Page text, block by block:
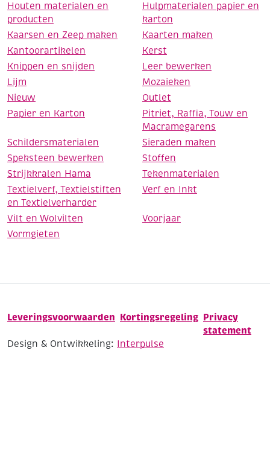
Houten materialen en
producten
Hulpmaterialen papier en
karton
Kaarsen en Zeep maken
Kaarten maken
Kantoorartikelen
Kerst
Knippen en snijden
Leer bewerken
Lijm
Mozaieken
Nieuw
Outlet
Papier en Karton
Pitriet, Raffia, Touw en
Macramegarens
Schildersmaterialen
Sieraden maken
Speksteen bewerken
Stoffen
Strijkkralen Hama
Tekenmaterialen
Textielverf, Textielstiften
en Textielverharder
Verf en Inkt
Vilt en Wolvilten
Voorjaar
Vormgieten
Leveringsvoorwaarden Kortingsregeling Privacy
statement
Design & Ontwikkeling: Interpulse